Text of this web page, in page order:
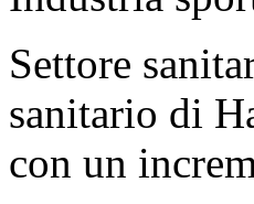
Settore
sanitario di
con un